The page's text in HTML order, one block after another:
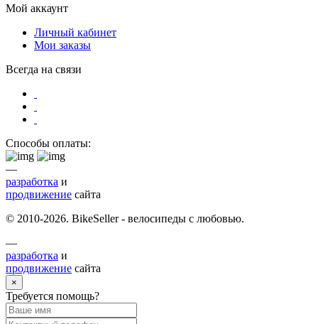
Мой аккаунт
Личный кабинет
Мои заказы
Всегда на связи
Способы оплаты:
—
разработка и
продвижение сайта
© 2010-2026. BikeSeller - велосипеды с любовью.
—
разработка и
продвижение сайта
×
Требуется помощь?